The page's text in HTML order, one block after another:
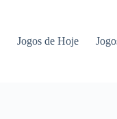
Jogos de Hoje